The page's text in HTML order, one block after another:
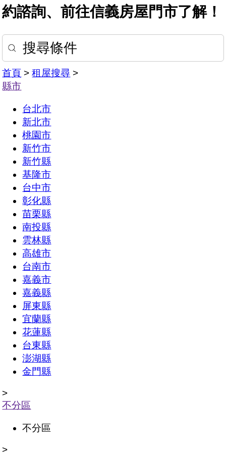
約諮詢、前往信義房屋門市了解！
搜尋條件
首頁 > 租屋搜尋 >
縣市
台北市
新北市
桃園市
新竹市
新竹縣
基隆市
台中市
彰化縣
苗栗縣
南投縣
雲林縣
高雄市
台南市
嘉義市
嘉義縣
屏東縣
宜蘭縣
花蓮縣
台東縣
澎湖縣
金門縣
>
不分區
不分區
>